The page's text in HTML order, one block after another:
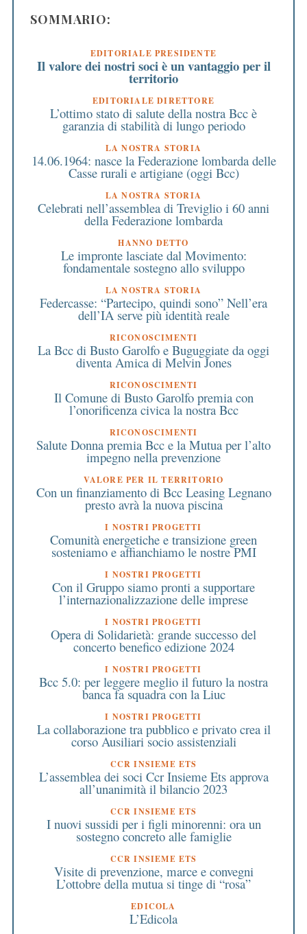
SOMMARIO:
EDITORIALE PRESIDENTE
Il valore dei nostri soci è un vantaggio per il
territorio
EDITORIALE DIRETTORE
L’ottimo stato di salute della nostra Bcc è
garanzia di stabilità di lungo periodo
LA NOSTRA STORIA
14.06.1964: nasce la Federazione lombarda delle
Casse rurali e artigiane (oggi Bcc)
LA NOSTRA STORIA
Celebrati nell’assemblea di Treviglio i 60 anni
della Federazione lombarda
HANNO DETTO
Le impronte lasciate dal Movimento:
fondamentale sostegno allo sviluppo
LA NOSTRA STORIA
Federcasse: “Partecipo, quindi sono” Nell’era
dell’IA serve più identità reale
RICONOSCIMENTI
La Bcc di Busto Garolfo e Buguggiate da oggi
diventa Amica di Melvin Jones
RICONOSCIMENTI
Il Comune di Busto Garolfo premia con
l’onorificenza civica la nostra Bcc
RICONOSCIMENTI
Salute Donna premia Bcc e la Mutua per l’alto
impegno nella prevenzione
VALORE PER IL TERRITORIO
Con un finanziamento di Bcc Leasing Legnano
presto avrà la nuova piscina
I NOSTRI PROGETTI
Comunità energetiche e transizione green
sosteniamo e affianchiamo le nostre PMI
I NOSTRI PROGETTI
Con il Gruppo siamo pronti a supportare
l’internazionalizzazione delle imprese
I NOSTRI PROGETTI
Opera di Solidarietà: grande successo del
concerto benefico edizione 2024
I NOSTRI PROGETTI
Bcc 5.0: per leggere meglio il futuro la nostra
banca fa squadra con la Liuc
I NOSTRI PROGETTI
La collaborazione tra pubblico e privato crea il
corso Ausiliari socio assistenziali
CCR INSIEME ETS
L’assemblea dei soci Ccr Insieme Ets approva
all’unanimità il bilancio 2023
CCR INSIEME ETS
I nuovi sussidi per i figli minorenni: ora un
sostegno concreto alle famiglie
CCR INSIEME ETS
Visite di prevenzione, marce e convegni
L’ottobre della mutua si tinge di “rosa”
EDICOLA
L’Edicola